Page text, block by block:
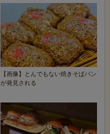
【画像】とんでもない焼きそばパン
が発見される